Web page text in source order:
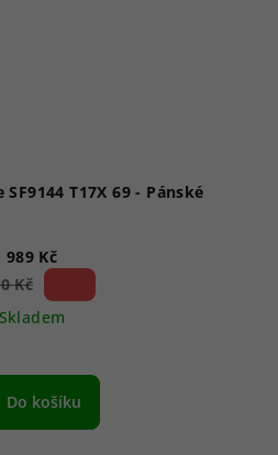
Fila sluneční brýle SF9144 T17X 69 - Pánské
989 Kč
Kč
Skladem
Do košíku